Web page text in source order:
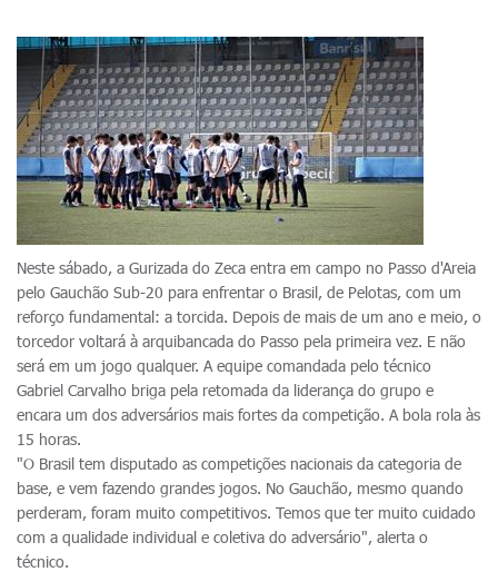
Neste sábado, a Gurizada do Zeca entra em campo no Passo d'Areia
pelo Gauchão Sub-20 para enfrentar o Brasil, de Pelotas, com um
reforço fundamental: a torcida. Depois de mais de um ano e meio, o
torcedor voltará à arquibancada do Passo pela primeira vez. E não
será em um jogo qualquer. A equipe comandada pelo técnico
Gabriel Carvalho briga pela retomada da liderança do grupo e
encara um dos adversários mais fortes da competição. A bola rola às
15 horas.
"O Brasil tem disputado as competições nacionais da categoria de
base, e vem fazendo grandes jogos. No Gauchão, mesmo quando
perderam, foram muito competitivos. Temos que ter muito cuidado
com a qualidade individual e coletiva do adversário", alerta o
técnico.